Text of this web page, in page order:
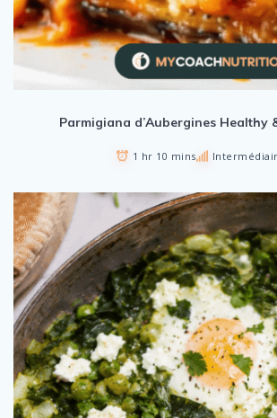
Parmigiana d’Aubergines Healthy
1 hr 10 mins